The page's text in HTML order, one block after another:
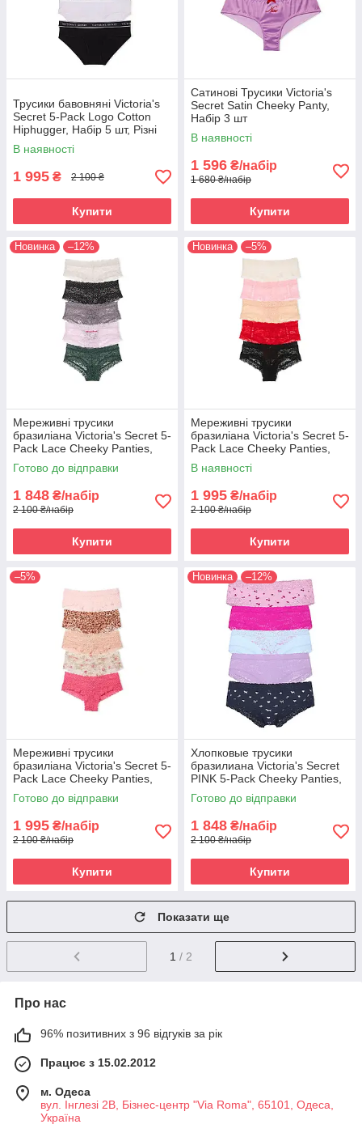
Трусики бавовняні Victoria's
Secret 5-Pack Logo Cotton
Hiphugger, Набір 5 шт, Різні
кольори L
В наявності
1 995 ₴ 2 100 ₴
Купити
Сатинові Трусики Victoria's
Secret Satin Cheeky Panty,
Набір 3 шт
В наявності
1 596 ₴/набір
1 680 ₴/набір
Купити
Новинка –12%
Мереживні трусики
бразиліана Victoria's Secret 5-
Pack Lace Cheeky Panties,
Набір 5 шт, Темні кольори XS
Готово до відправки
1 848 ₴/набір
2 100 ₴/набір
Купити
Новинка –5%
Мереживні трусики
бразиліана Victoria's Secret 5-
Pack Lace Cheeky Panties,
Набір 5 шт
В наявності
1 995 ₴/набір
2 100 ₴/набір
Купити
–5%
Мереживні трусики
бразиліана Victoria's Secret 5-
Pack Lace Cheeky Panties,
Набір 5 шт
Готово до відправки
1 995 ₴/набір
2 100 ₴/набір
Купити
Новинка –12%
Хлопковые трусики
бразилиана Victoria's Secret
PINK 5-Pack Cheeky Panties,
Набор 5 шт
Готово до відправки
1 848 ₴/набір
2 100 ₴/набір
Купити
Показати ще
1 / 2
Про нас
96% позитивних з 96 відгуків за рік
Працює з 15.02.2012
м. Одеса
вул. Інглезі 2В, Бізнес-центр "Via Roma", 65101, Одеса,
Україна